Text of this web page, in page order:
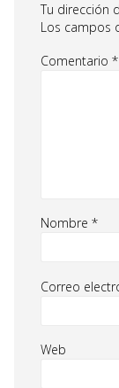
Tu dirección
Los campos
Comentario *
Nombre *
Correo
Web